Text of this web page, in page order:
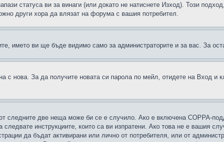
статуса ви за винаги (или докато не натиснете Изход). Този
други хора да влязат на форума с вашия потребител.
името ви ще бъде видимо само за администраторите и за вас. За
с нова. За да получите новата си парола по мейл, отидете на Вход и
следните две неща може би се е случило. Ако е включена COPPA-
следвате инструкциите, които са ви изпратени. Ако това не е вашия
да бъдат активирани или лично от потребителя, или от